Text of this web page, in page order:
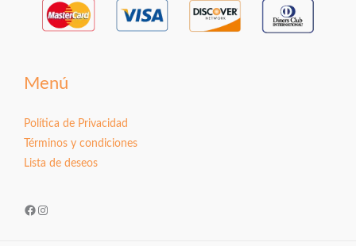
Menú
Política de Privacidad
Términos y condiciones
Lista de deseos
Facebook
Instagram